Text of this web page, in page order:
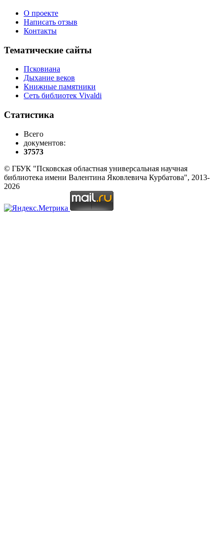
О проекте
Написать отзыв
Контакты
Тематические сайты
Псковиана
Дыхание веков
Книжные памятники
Сеть библиотек Vivaldi
Статистика
Всего
документов:
37573
© ГБУК "Псковская областная универсальная научная
библиотека имени Валентина Яковлевича Курбатова", 2013-
2026